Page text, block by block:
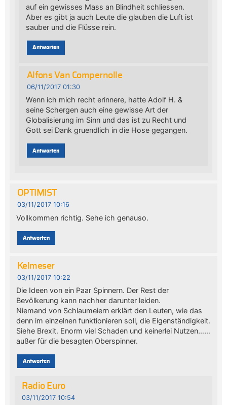
auf ein gewisses Mass an Blindheit schliessen.
Aber es gibt ja auch Leute die glauben die Luft ist
sauber und die Flüsse rein.
Antworten
Alfons Van Compernolle
06/11/2017 01:30
Wenn ich mich recht erinnere, hatte Adolf H. &
seine Schergen auch eine gewisse Art der
Globalisierung im Sinn und das ist zu Recht und
Gott sei Dank gruendlich in die Hose gegangen.
Antworten
OPTIMIST
03/11/2017 10:16
Vollkommen richtig. Sehe ich genauso.
Antworten
Kelmeser
03/11/2017 10:22
Die Ideen von ein Paar Spinnern. Der Rest der
Bevölkerung kann nachher darunter leiden.
Niemand von Schlaumeiern erklärt den Leuten, wie das
denn im einzelnen funktionieren soll, die Eigenständigkeit.
Siehe Brexit. Enorm viel Schaden und keinerlei Nutzen……
außer für die besagten Oberspinner.
Antworten
Radio Euro
03/11/2017 10:54